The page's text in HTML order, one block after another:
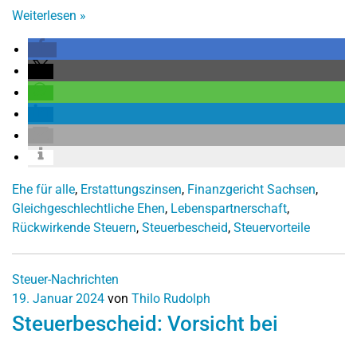
Weiterlesen »
Ehe für alle, Erstattungszinsen, Finanzgericht Sachsen,
Gleichgeschlechtliche Ehen, Lebenspartnerschaft,
Rückwirkende Steuern, Steuerbescheid, Steuervorteile
Steuer-Nachrichten
19. Januar 2024 von Thilo Rudolph
Steuerbescheid: Vorsicht bei